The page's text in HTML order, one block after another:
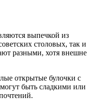
выпечкой из
столовых, так и
разными, хотя внешне
открытые булочки с
быть сладкими или